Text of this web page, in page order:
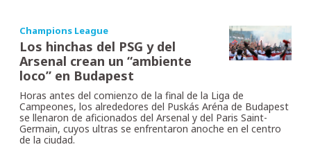
Champions League
Los hinchas del PSG y del
Arsenal crean un “ambiente
loco” en Budapest
Horas antes del comienzo de la final de la Liga de
Campeones, los alrededores del Puskás Aréna de Budapest
se llenaron de aficionados del Arsenal y del Paris Saint-
Germain, cuyos ultras se enfrentaron anoche en el centro
de la ciudad.